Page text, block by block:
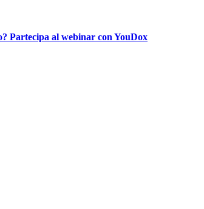
Partecipa al webinar con YouDox